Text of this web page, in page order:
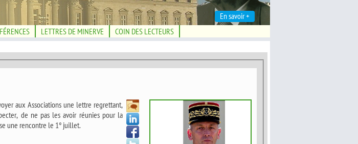
En savoir +
LETTRES DE MINERVE COIN DES LECTEURS
aux Associations une lettre regrettant,
de ne pas les avoir réunies pour la
une rencontre le 1° juillet.